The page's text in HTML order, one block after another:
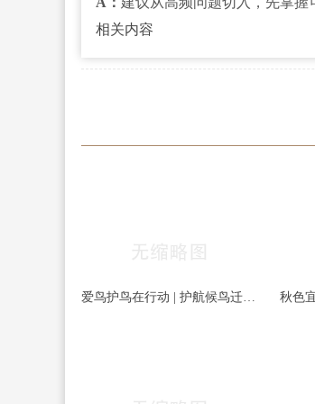
相关内容
爱鸟护鸟在行动 | 护航候鸟迁徙，守护鸟类家园！哈尔滨青少年在行动……